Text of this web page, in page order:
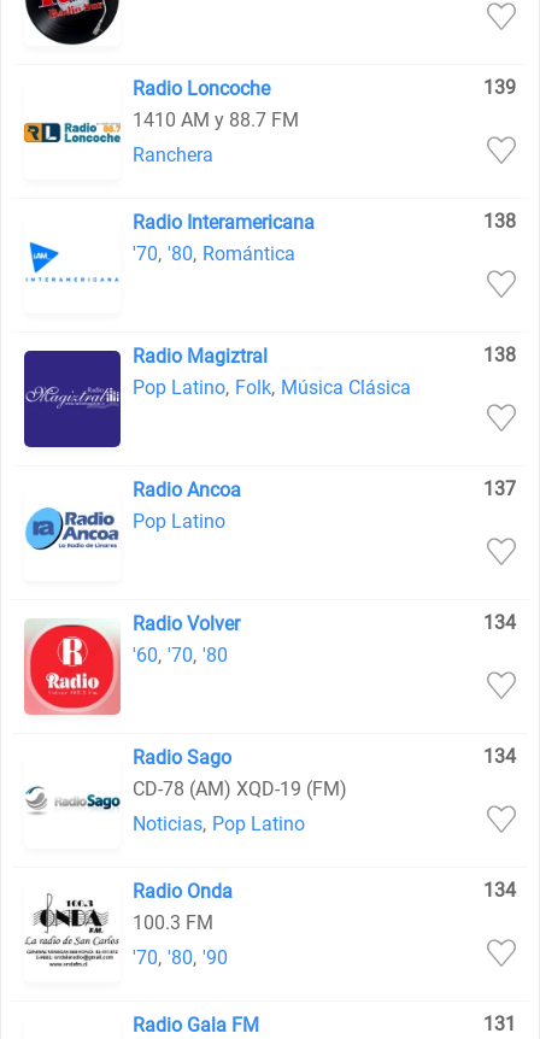
Radio Loncoche
139
1410 AM y 88.7 FM
Ranchera
Radio Interamericana
138
'70, '80, Romántica
Radio Magiztral
138
Pop Latino, Folk, Música Clásica
Radio Ancoa
137
Pop Latino
Radio Volver
134
'60, '70, '80
Radio Sago
134
CD-78 (AM) XQD-19 (FM)
Noticias, Pop Latino
Radio Onda
134
100.3 FM
'70, '80, '90
Radio Gala FM
131